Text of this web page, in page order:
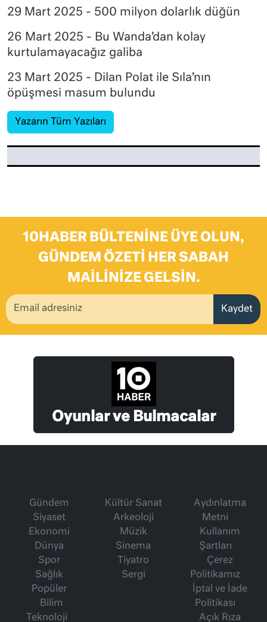
29 Mart 2025 - 500 milyon dolarlık düğün
26 Mart 2025 - Bu Wanda’dan kolay
kurtulamayacağız galiba
23 Mart 2025 - Dilan Polat ile Sıla’nın
öpüşmesi masum bulundu
Yazarın Tüm Yazıları
10HABER BÜLTENINE ÜYE OLUN,
GÜNDEM ÖZETI HER SABAH
MAILINIZE GELSIN.
Kaydet
Oyunlar ve Bulmacalar
Gündem
Siyaset
Ekonomi
Dünya
Spor
Sağlık
Popüler
Bilim
Teknoloji
Kültür Sanat
Arkeoloji
Müzik
Sinema
Tiyatro
Sergi
Aydınlatma
Metni
Kullanım
Şartları
Çerez
Politikamız
İptal ve İade
Politikası
Açık Rıza